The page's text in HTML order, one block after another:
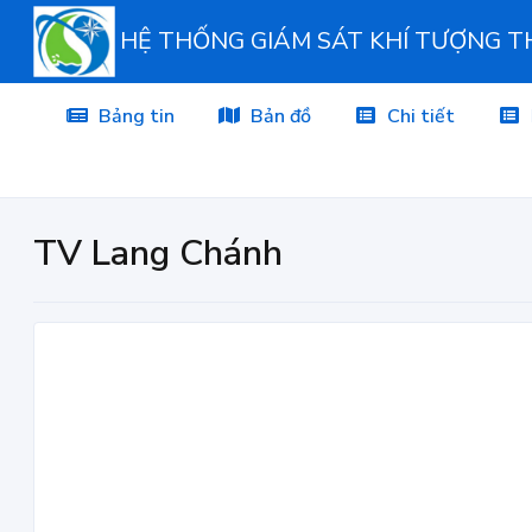
HỆ THỐNG GIÁM SÁT KHÍ TƯỢNG
Bảng tin Bản đồ Chi tiết
TV Lang Chánh